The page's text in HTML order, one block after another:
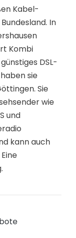
Kabel-
In
Kombi
DSL-
sie
Sie
wie
und
kann auch